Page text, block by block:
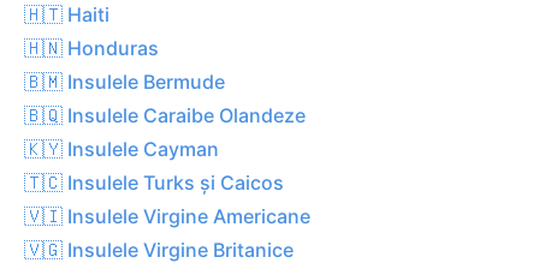
🇭🇹 Haiti
🇭🇳 Honduras
🇧🇲 Insulele Bermude
🇧🇶 Insulele Caraibe Olandeze
🇰🇾 Insulele Cayman
🇹🇨 Insulele Turks și Caicos
🇻🇮 Insulele Virgine Americane
🇻🇬 Insulele Virgine Britanice